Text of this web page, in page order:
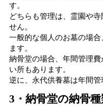
す。
どちらも管理は、霊園や
せん。
一般的な個人のお墓の場
ます。
納骨堂の場合、年間管理
い所もあります。
逆に、永代供養墓は年間
3・納骨堂の納骨